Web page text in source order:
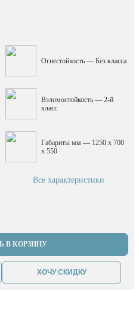
Огнестойкость — Без класса
Взломостойкость — 2-й
класс
Габариты мм — 1250 x 700
x 550
Все характеристики
В КОРЗИНУ
ХОЧУ СКИДКУ